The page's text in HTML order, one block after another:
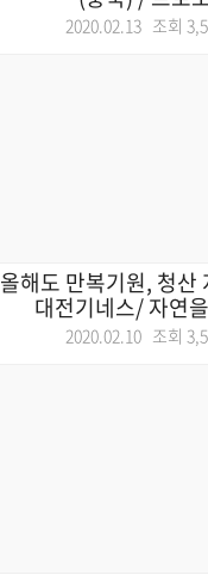
2020.02.13 조회
올해도 만복기원, 청
대전기네스/ 자연
2020.02.10 조회